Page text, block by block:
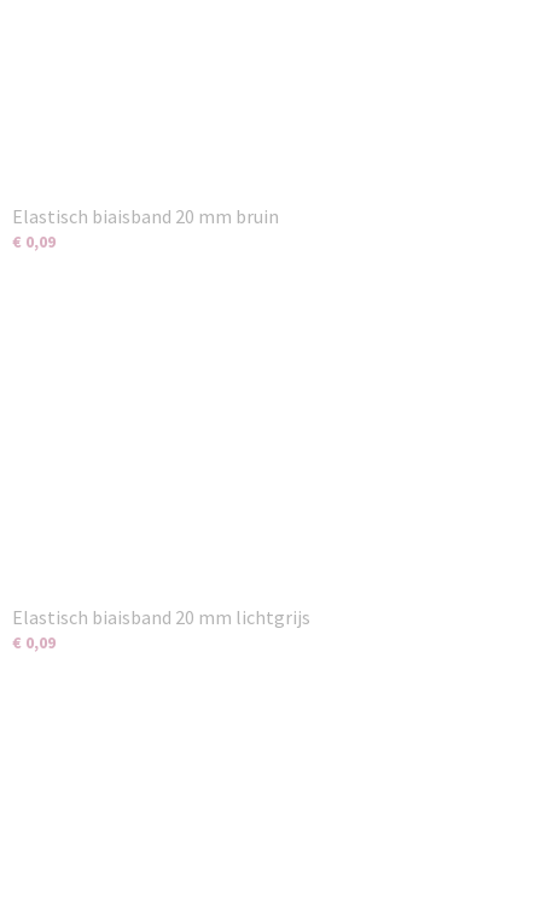
Elastisch biaisband 20 mm bruin
€ 0,09
Elastisch biaisband 20 mm lichtgrijs
€ 0,09